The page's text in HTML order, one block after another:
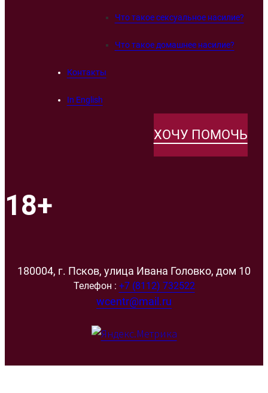
Что такое сексуальное насилие?
Что такое домашнее насилие?
Контакты
In English
ХОЧУ ПОМОЧЬ
18+
180004, г. Псков, улица Ивана Головко, дом 10
Телефон : +7 (8112) 732522
wcentr@mail.ru